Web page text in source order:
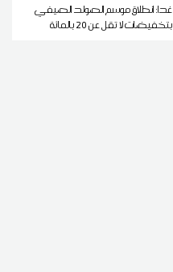
غدا: انطلاق موسم الصولد الصيفي
بتخفيضات لا تقل عن 20 بالمائة